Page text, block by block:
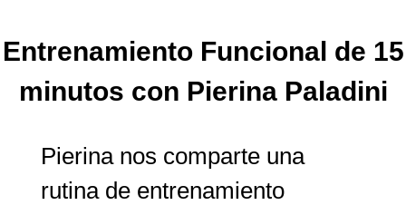
Entrenamiento Funcional de 15
minutos con Pierina Paladini
Pierina nos comparte una
rutina de entrenamiento